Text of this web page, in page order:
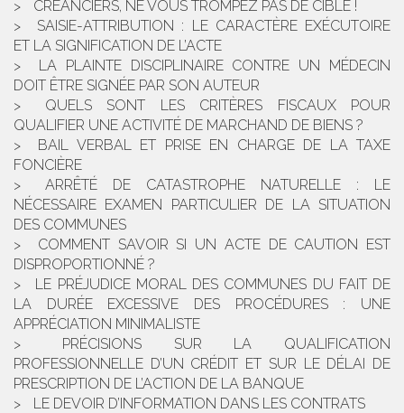
CRÉANCIERS, NE VOUS TROMPEZ PAS DE CIBLE !
SAISIE-ATTRIBUTION : LE CARACTÈRE EXÉCUTOIRE
ET LA SIGNIFICATION DE L’ACTE
LA PLAINTE DISCIPLINAIRE CONTRE UN MÉDECIN
DOIT ÊTRE SIGNÉE PAR SON AUTEUR
QUELS SONT LES CRITÈRES FISCAUX POUR
QUALIFIER UNE ACTIVITÉ DE MARCHAND DE BIENS ?
BAIL VERBAL ET PRISE EN CHARGE DE LA TAXE
FONCIÈRE
ARRÊTÉ DE CATASTROPHE NATURELLE : LE
NÉCESSAIRE EXAMEN PARTICULIER DE LA SITUATION
DES COMMUNES
COMMENT SAVOIR SI UN ACTE DE CAUTION EST
DISPROPORTIONNÉ ?
LE PRÉJUDICE MORAL DES COMMUNES DU FAIT DE
LA DURÉE EXCESSIVE DES PROCÉDURES : UNE
APPRÉCIATION MINIMALISTE
PRÉCISIONS SUR LA QUALIFICATION
PROFESSIONNELLE D’UN CRÉDIT ET SUR LE DÉLAI DE
PRESCRIPTION DE L’ACTION DE LA BANQUE
LE DEVOIR D’INFORMATION DANS LES CONTRATS